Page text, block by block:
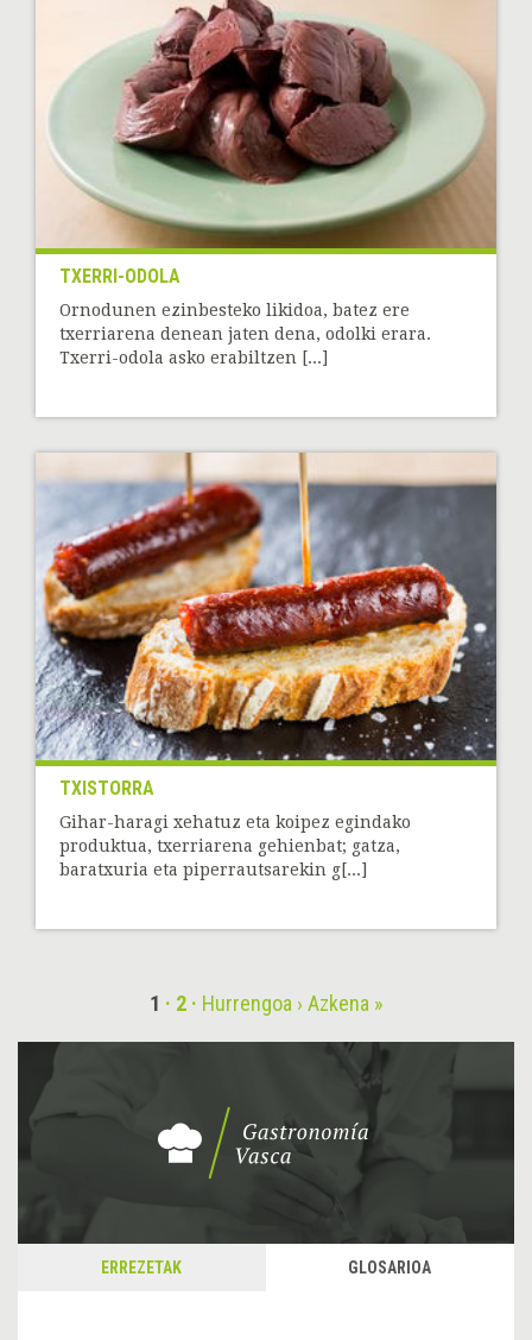
TXERRI-ODOLA
Ornodunen ezinbesteko likidoa, batez ere
txerriarena denean jaten dena, odolki erara.
Txerri-odola asko erabiltzen [...]
TXISTORRA
Gihar-haragi xehatuz eta koipez egindako
produktua, txerriarena gehienbat; gatza,
baratxuria eta piperrautsarekin g[...]
1 2 Hurrengoa › Azkena »
ERREZETAK GLOSARIOA